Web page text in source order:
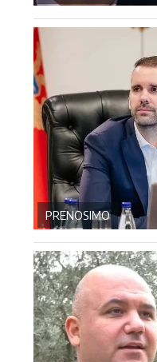
PRENOSIMO